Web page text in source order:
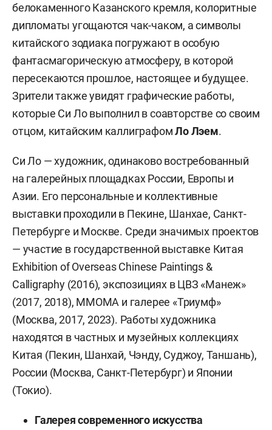
белокаменного Казанского кремля, колоритные
дипломаты угощаются чак-чаком, а символы
китайского зодиака погружают в особую
фантасмагорическую атмосферу, в которой
пересекаются прошлое, настоящее и будущее.
Зрители также увидят графические работы,
которые Си Ло выполнил в соавторстве со своим
отцом, китайским каллиграфомЛо Лэем.
Си Ло — художник, одинаково востребованный
на галерейных площадках России, Европы и
Азии. Его персональные и коллективные
выставки проходили в Пекине, Шанхае, Санкт-
Петербурге и Москве. Среди значимых проектов
— участие в государственной выставке Китая
Exhibition of Overseas Chinese Paintings &
Calligraphy (2016), экспозициях в ЦВЗ «Манеж»
(2017, 2018), ММОМА и галерее «Триумф»
(Москва, 2017, 2023). Работы художника
находятся в частных и музейных коллекциях
Китая (Пекин, Шанхай, Чэнду, Суджоу, Таншань),
России (Москва, Санкт-Петербург) и Японии
(Токио).
Галерея современного искусства